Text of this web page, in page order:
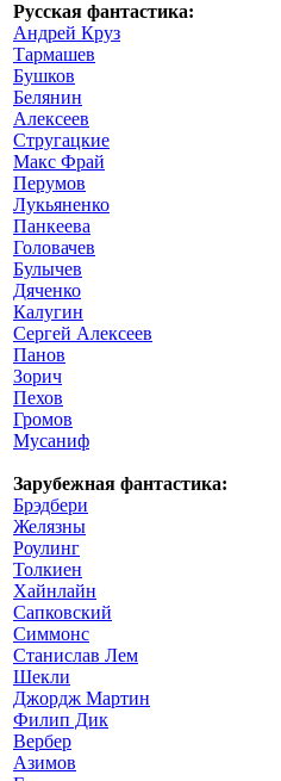
Русская фантастика:
Андрей Круз
Тармашев
Бушков
Белянин
Алексеев
Стругацкие
Макс Фрай
Перумов
Лукьяненко
Панкеева
Головачев
Булычев
Дяченко
Калугин
Сергей Алексеев
Панов
Зорич
Пехов
Громов
Мусаниф
Зарубежная фантастика:
Брэдбери
Желязны
Роулинг
Толкиен
Хайнлайн
Сапковский
Симмонс
Станислав Лем
Шекли
Джордж Мартин
Филип Дик
Вербер
Азимов